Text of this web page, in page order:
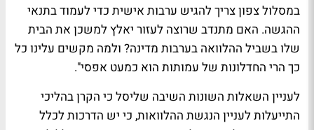
במסלול צפון צריך להגיש ערבות אישית כדי לעמוד בתנאי
ההגשה. האם מתנדב שרוצה לעזור יאלץ למשכן את הבית
שלו בשביל ההלוואה בערבות מדינה? ולמה מקשים עלינו כל
כך הרי החדלונות של עמותות הוא כמעט אפסי".
לעניין השאלות השונות השיבה שליסל כי הקרן בהליכי
התייעלות לעניין הנגשת ההלוואות, כי יש הדרכות לכלל